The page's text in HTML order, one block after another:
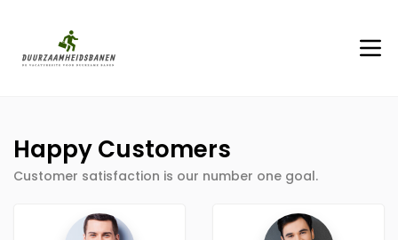
Happy Customers
Customer satisfaction is our number one goal.